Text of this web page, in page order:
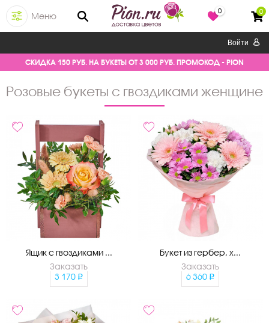
Меню
0 0
Войти
СКИДКА 150 РУБ. НА БУКЕТЫ ОТ 3 000 РУБ. ПРОМОКОД - PION
розовые букеты с гвоздиками женщине
Ящик с гвоздиками ...
Заказать
3 170
Букет из гербер, х...
Заказать
6 360